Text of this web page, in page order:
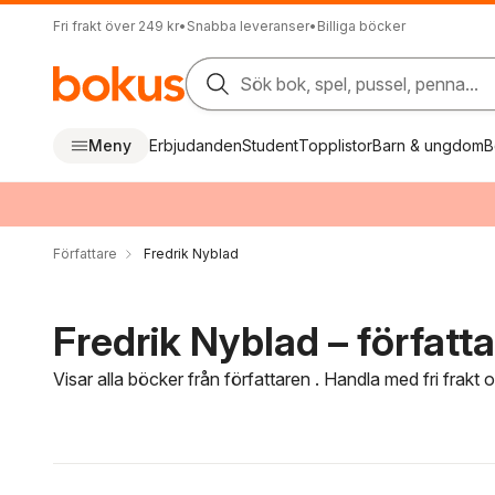
Fri frakt över 249 kr• Snabba leveranser• Billiga böcker
Sök bok, spel, pussel, penna...
Meny ErbjudandenStudentTopplistorBarn & ungdom
Författare Fredrik Nyblad
Fredrik Nyblad –
Visar alla böcker från författaren . Handla med fri frakt